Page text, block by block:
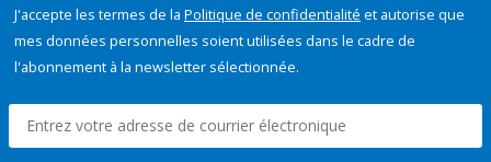
J'accepte les termes de la Politique de confidentialité et autorise que
mes données personnelles soient utilisées dans le cadre de
l'abonnement à la newsletter sélectionnée.